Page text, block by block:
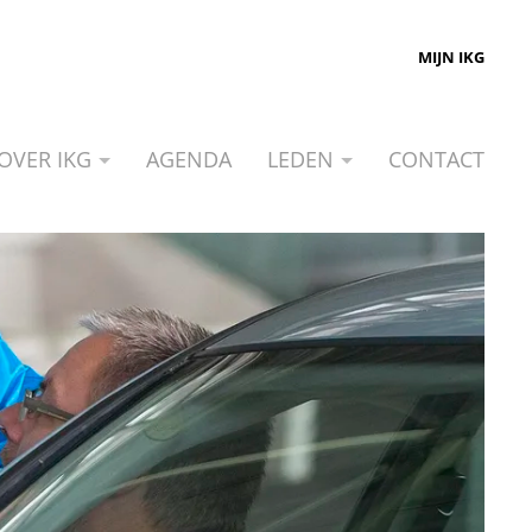
MIJN IKG
IKG AGENDA LEDEN CONTACT